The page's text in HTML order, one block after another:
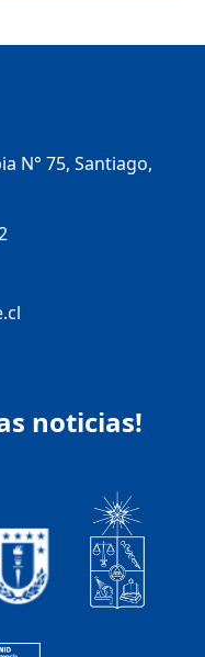
N° 75, Santiago,
noticias!